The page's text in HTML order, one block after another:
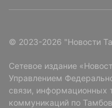
© 2023-2026 "Новости
Сетевое издание
Управлением
связи, информационных
коммуникаций по